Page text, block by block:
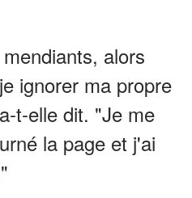
alors
ignorer ma propre
t-elle dit. "Je me
la page et j'ai